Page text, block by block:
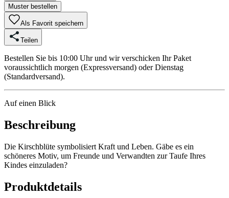
Muster bestellen
Als Favorit speichern
Teilen
Bestellen Sie bis 10:00 Uhr und wir verschicken Ihr Paket
voraussichtlich morgen (Expressversand) oder Dienstag
(Standardversand).
Auf einen Blick
Beschreibung
Die Kirschblüte symbolisiert Kraft und Leben. Gäbe es ein
schöneres Motiv, um Freunde und Verwandten zur Taufe Ihres
Kindes einzuladen?
Produktdetails